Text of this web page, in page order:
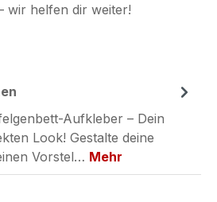
wir helfen dir weiter!
Aufkleber – Dein
Look! Gestalte deine
Vorstel… Mehr